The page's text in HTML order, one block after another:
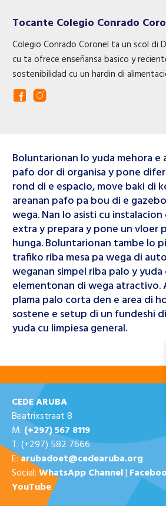
Tocante Colegio Conrado
Colegio Conrado Coronel ta un scol di
cu ta ofrece enseñansa basico y
sostenibilidad cu un hardin di
Boluntarionan lo yuda mehora e
pafo dor di organisa y pone
rond di e espacio, move baki di
areanan pafo pa bou di e
wega. Nan lo asisti cu
extra y prepara y pone un vloer
hunga. Boluntarionan tambe lo
trafiko riba mesa pa wega di
weganan simpel riba palo y yuda
elementonan di wega atractivo.
plama palo corta den e area di
sostene e setup di un fundeshi
yuda cu limpiesa general.
CEDE ARUBA
Beatrixstraat 8
M: (+297) 567 8119
T: (+297) 582 7666
E:arubadoet@cedearuba.org
Social:WhatsApp Channel|
YouTube